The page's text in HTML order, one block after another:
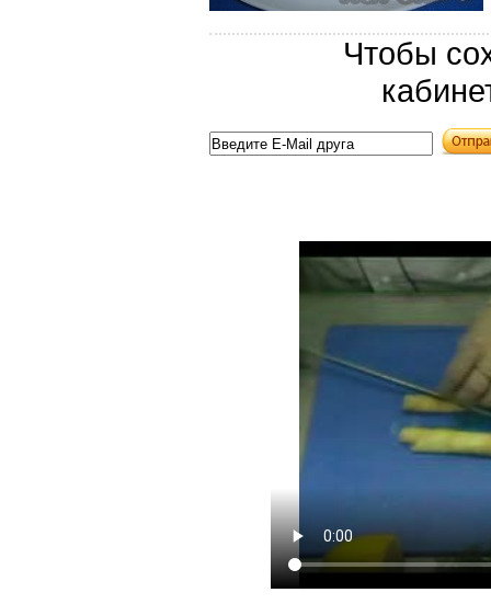
Чтобы